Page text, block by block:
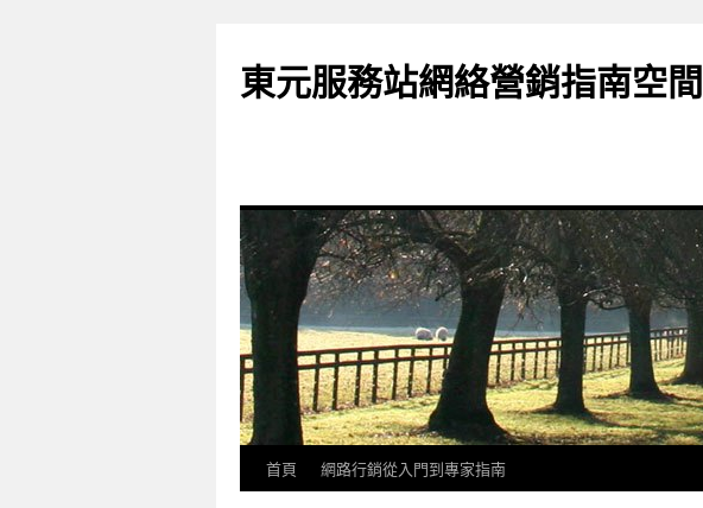
東元服務站網絡營銷指南空間
首頁 網路行銷從入門到專家指南